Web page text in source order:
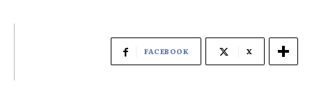
FACEBOOK X